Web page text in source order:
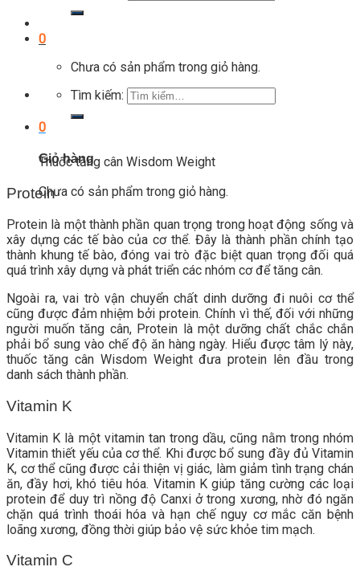
0
Chưa có sản phẩm trong giỏ hàng.
Tìm kiếm:
0
Giỏ hàng
Chưa có sản phẩm trong giỏ hàng.
Thuốc tăng cân Wisdom Weight
Protein
Protein là một thành phần quan trọng trong hoạt động sống và
xây dựng các tế bào của cơ thể. Đây là thành phần chính tạo
thành khung tế bào, đóng vai trò đặc biệt quan trọng đối quá
quá trình xây dựng và phát triển các nhóm cơ để tăng cân.
Ngoài ra, vai trò vận chuyển chất dinh dưỡng đi nuôi cơ thể
cũng được đảm nhiệm bởi protein. Chính vì thế, đối với những
người muốn tăng cân, Protein là một dưỡng chất chắc chắn
phải bổ sung vào chế độ ăn hàng ngày. Hiểu được tâm lý này,
thuốc tăng cân Wisdom Weight đưa protein lên đầu trong
danh sách thành phần.
Vitamin K
Vitamin K là một vitamin tan trong dầu, cũng nằm trong nhóm
Vitamin thiết yếu của cơ thể. Khi được bổ sung đầy đủ Vitamin
K, cơ thể cũng được cải thiện vị giác, làm giảm tình trạng chán
ăn, đầy hơi, khó tiêu hóa. Vitamin K giúp tăng cường các loại
protein để duy trì nồng độ Canxi ở trong xương, nhờ đó ngăn
chặn quá trình thoái hóa và hạn chế nguy cơ mắc căn bệnh
loãng xương, đồng thời giúp bảo vệ sức khỏe tim mạch.
Vitamin C